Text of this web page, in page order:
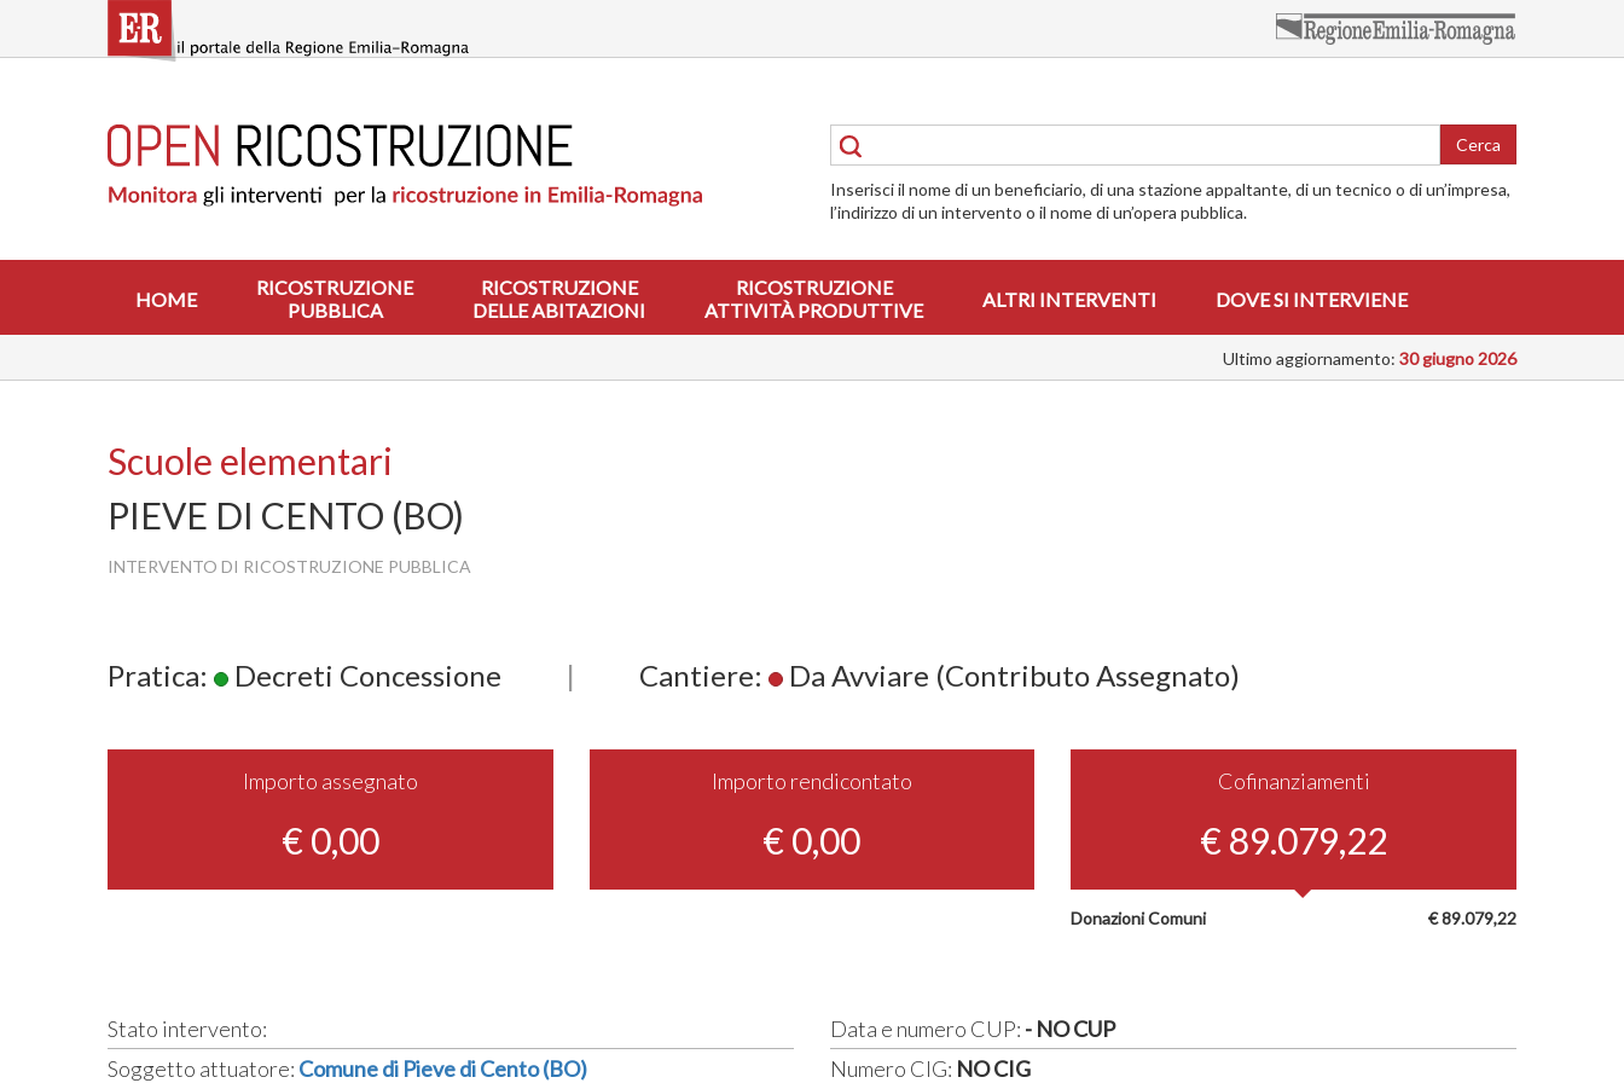
contenuto
RICOSTRUZIONE
PUBBLICA
ABITAZIONI
RICOSTRUZIONE
ATTIVITÀ
INTERVIENE
Cerca
Inserisci il nome di un beneficiario, di una stazione appaltante, di un tecnico o di un’impresa,
l’indirizzo di un intervento o il nome di un’opera pubblica.
HOME
RICOSTRUZIONE
PUBBLICA
RICOSTRUZIONE
DELLE ABITAZIONI
RICOSTRUZIONE
ATTIVITÀ PRODUTTIVE
ALTRI INTERVENTI DOVE SI INTERVIENE
Ultimo aggiornamento: 30 giugno 2026
Scuole elementari
PIEVE DI CENTO (BO)
INTERVENTO DI RICOSTRUZIONE PUBBLICA
Pratica: Decreti Concessione | Cantiere: Da Avviare (Contributo Assegnato)
Importo assegnato
€ 0,00
Importo rendicontato
€ 0,00
Cofinanziamenti
€ 89.079,22
€ 89.079,22
Donazioni Comuni
Stato intervento:
Soggetto attuatore: Comune di Pieve di Cento (BO)
Data e numero CUP: - NO CUP
Numero CIG: NO CIG